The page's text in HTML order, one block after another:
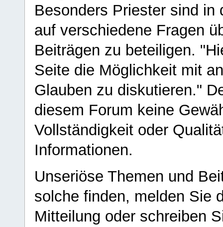
Besonders Priester sind in
auf verschiedene Fragen
Beiträgen zu beteiligen.
Seite die Möglichkeit mit
Glauben zu diskutieren."
diesem Forum keine
Vollständigkeit oder
Informationen.
Unseriöse Themen und
solche finden, melden Sie
Mitteilung oder schreiben